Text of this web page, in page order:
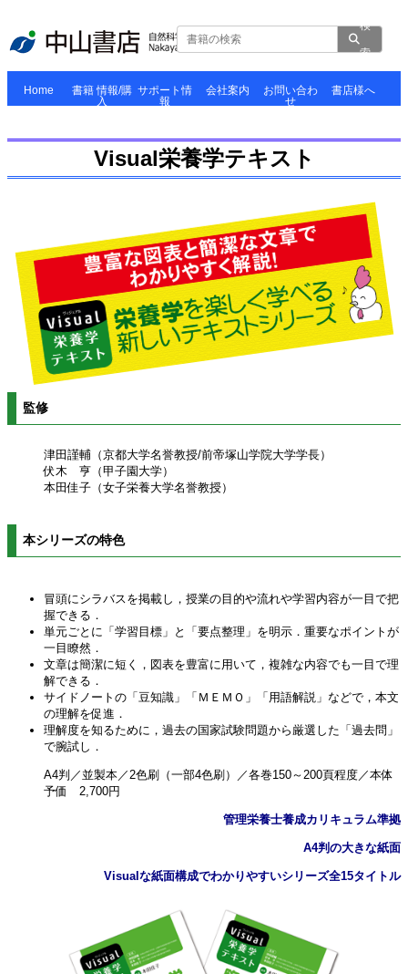
検
索
Home
書籍 情報/購
入
入
系
ジ
サポート情
報
（LMW）
び
会社案内
ついて
お問い合わ
せ
用の申請
書店様へ
Visual栄養学テキスト
監修
津田謹輔（京都大学名誉教授/前帝塚山学院大学学長）
伏木 亨（甲子園大学）
本田佳子（女子栄養大学名誉教授）
本シリーズの特色
冒頭にシラバスを掲載し，授業の目的や流れや学習内容が一目で把
握できる．
単元ごとに「学習目標」と「要点整理」を明示．重要なポイントが
一目瞭然．
文章は簡潔に短く，図表を豊富に用いて，複雑な内容でも一目で理
解できる．
サイドノートの「豆知識」「ＭＥＭＯ」「用語解説」などで，本文
の理解を促進．
理解度を知るために，過去の国家試験問題から厳選した「過去問」
で腕試し．
A4判／並製本／2色刷（一部4色刷）／各巻150～200頁程度／本体
予価 2,700円
管理栄養士養成カリキュラム準拠
A4判の大きな紙面
Visualな紙面構成でわかりやすいシリーズ全15タイトル